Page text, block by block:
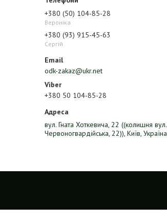
+380 (50) 104-85-28
Вероніка
+380 (93) 915-45-63
Сергій
odk-zakaz@ukr.net
+380 50 104-85-28
вул. Гната Хоткевича, 22 ((колишня вул.
Червоногвардійська, 22)), Київ, Україна